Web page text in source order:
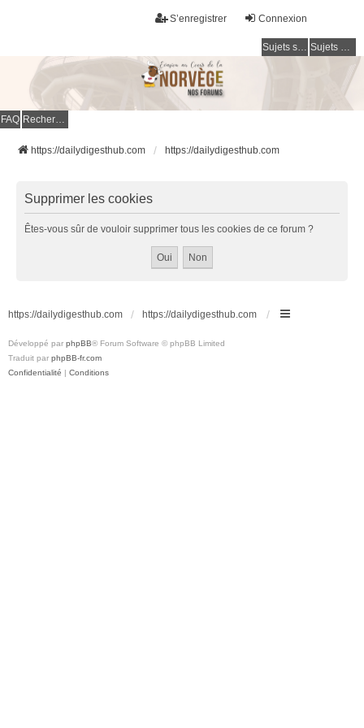
Connexion
S’enregistrer
Sujets sans réponse Sujets actifs
FAQ Rechercher
https://dailydigesthub.com https://dailydigesthub.com
Supprimer les cookies
Êtes-vous sûr de vouloir supprimer tous les cookies de ce forum ?
https://dailydigesthub.com https://dailydigesthub.com
Développé par phpBB® Forum Software © phpBB Limited
Traduit par phpBB-fr.com
Confidentialité | Conditions